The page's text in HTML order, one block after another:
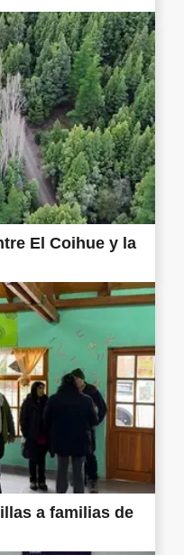
El Coihue y la
a familias de